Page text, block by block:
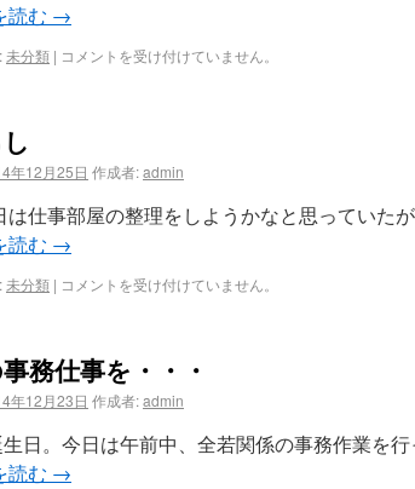
読む →
未分類 | コメントを受け付けていません。
年12月25日 作成者:admin
事部屋の整理をしようかなと思っていたが
読む →
未分類 | コメントを受け付けていません。
務仕事を・・・
年12月23日 作成者:admin
日。今日は午前中、全若関係の事務作業を
読む →